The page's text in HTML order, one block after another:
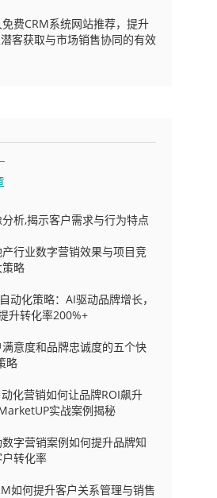
费CRM系统网站推荐，提升
客获取与市场销售协同的有效
析,揭示客户需求与行为特点
行业数字营销效果与项目竞
略
动化策略：AI驱动品牌增长，
升转化率200%+
意度和品牌忠诚度的五个快
略
化营销如何让品牌ROI飙升
实战案例揭秘
字营销案例如何提升品牌知
转化率
如何提升客户关系管理与销售